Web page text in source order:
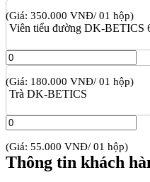
(Giá: 350.000 VNĐ/ 01 hộp)
Viên tiểu đường DK-BETICS
(Giá: 180.000 VNĐ/ 01 hộp)
Trà DK-BETICS
(Giá: 55.000 VNĐ/ 01 hộp)
Thông tin khách